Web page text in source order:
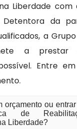
Liberdade com
Detentora da
a
a prestar
Entre
orçamento ou
de
Liberdade?